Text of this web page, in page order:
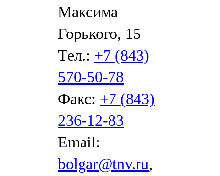
Максима
Горького, 15
Тел.: +7 (843)
570-50-78
Факс: +7 (843)
236-12-83
Email:
bolgar@tnv.ru,